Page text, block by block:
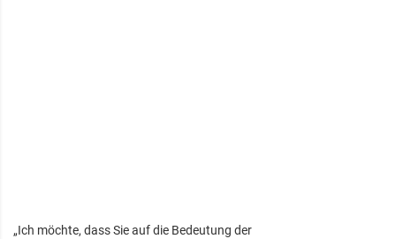
„Ich möchte, dass Sie auf die Bedeutung der